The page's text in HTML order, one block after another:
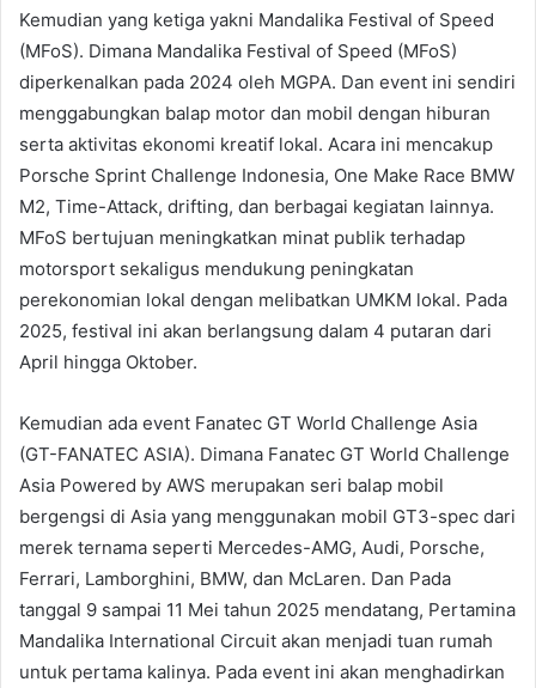
Kemudian yang ketiga yakni Mandalika Festival of Speed
(MFoS). Dimana Mandalika Festival of Speed (MFoS)
diperkenalkan pada 2024 oleh MGPA. Dan event ini sendiri
menggabungkan balap motor dan mobil dengan hiburan
serta aktivitas ekonomi kreatif lokal. Acara ini mencakup
Porsche Sprint Challenge Indonesia, One Make Race BMW
M2, Time-Attack, drifting, dan berbagai kegiatan lainnya.
MFoS bertujuan meningkatkan minat publik terhadap
motorsport sekaligus mendukung peningkatan
perekonomian lokal dengan melibatkan UMKM lokal. Pada
2025, festival ini akan berlangsung dalam 4 putaran dari
April hingga Oktober.
Kemudian ada event Fanatec GT World Challenge Asia
(GT-FANATEC ASIA). Dimana Fanatec GT World Challenge
Asia Powered by AWS merupakan seri balap mobil
bergengsi di Asia yang menggunakan mobil GT3-spec dari
merek ternama seperti Mercedes-AMG, Audi, Porsche,
Ferrari, Lamborghini, BMW, dan McLaren. Dan Pada
tanggal 9 sampai 11 Mei tahun 2025 mendatang, Pertamina
Mandalika International Circuit akan menjadi tuan rumah
untuk pertama kalinya. Pada event ini akan menghadirkan